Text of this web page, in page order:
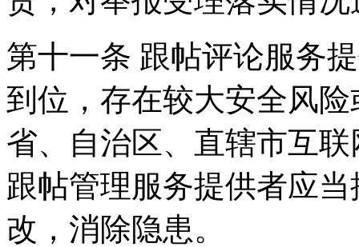
第十一条 跟帖评论服务
到位，存在较大安全风
省、自治区、直辖市互
跟帖管理服务提供者应
改，消除隐患。